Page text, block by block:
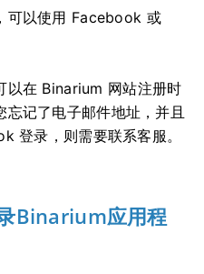
可以使用 Facebook 或
以在 Binarium 网站注册时
记了电子邮件地址，并且
登录，则需要联系客服。
Binarium应用程